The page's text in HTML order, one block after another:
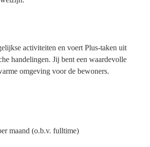
activiteiten en voert Plus-taken uit
handelingen. Jij bent een waardevolle
omgeving voor de bewoners.
maand (o.b.v. fulltime)